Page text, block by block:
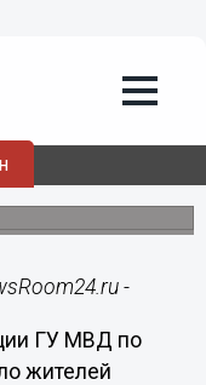
о
перед
и выезжающим в
-
ГУ МВД по
жителей